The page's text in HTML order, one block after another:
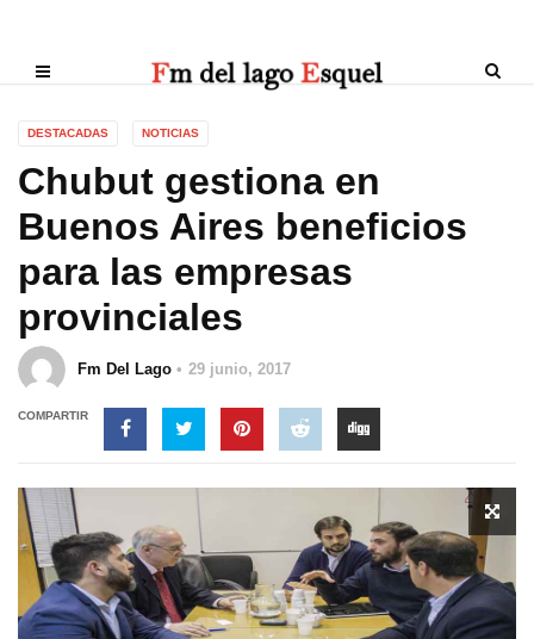
DESTACADAS NOTICIAS
Chubut gestiona en
Buenos Aires beneficios
para las empresas
provinciales
Fm Del Lago 29 junio, 2017
COMPARTIR